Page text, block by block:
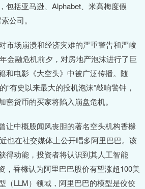
包括亚马逊、Alphabet、米高梅度假
公司。
场崩溃和经济灾难的严重警告和严峻
金融危机前夕，对房地产泡沫进行了巨
和电影《大空头》中被广泛传播。随
“有史以来最大的投机泡沫”敲响警钟，
密货币的买家将陷入崩盘危机。
中概股闻风丧胆的著名空头机构香橼
也在社交媒体上公开唱多阿里巴巴。该
得动能，投资者将认识到其人工智能
，香橼认为阿里巴巴股价有望涨超100美
（LLM）领域，阿里巴巴的模型是佼佼